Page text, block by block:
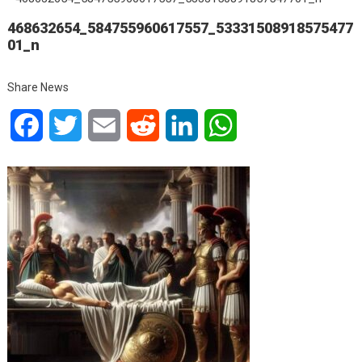
468632654_584755960617557_53331508918575477
01_n
Share News
FacebookTwitter Email Reddit LinkedIn